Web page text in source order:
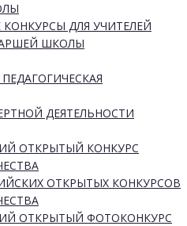
ДЛЯ УЧИТЕЛЕЙ
ШКОЛЫ
ДЕЯТЕЛЬНОСТИ
ОТКРЫТЫЙ КОНКУРС
ОТКРЫТЫХ КОНКУРСОВ
ОТКРЫТЫЙ ФОТОКОНКУРС